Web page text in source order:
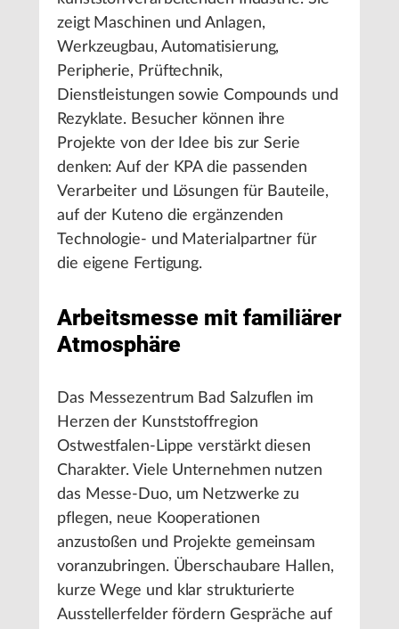
zeigt Maschinen und Anlagen,
Werkzeugbau, Automatisierung,
Peripherie, Prüftechnik,
Dienstleistungen sowie Compounds und
Rezyklate. Besucher können ihre
Projekte von der Idee bis zur Serie
denken: Auf der KPA die passenden
Verarbeiter und Lösungen für Bauteile,
auf der Kuteno die ergänzenden
Technologie- und Materialpartner für
die eigene Fertigung.
Arbeitsmesse mit familiärer
Atmosphäre
Das Messezentrum Bad Salzuflen im
Herzen der Kunststoffregion
Ostwestfalen-Lippe verstärkt diesen
Charakter. Viele Unternehmen nutzen
das Messe-Duo, um Netzwerke zu
pflegen, neue Kooperationen
anzustoßen und Projekte gemeinsam
voranzubringen. Überschaubare Hallen,
kurze Wege und klar strukturierte
Ausstellerfelder fördern Gespräche auf